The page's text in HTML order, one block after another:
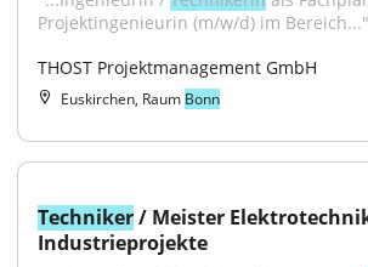
Projektingenieurin (m/w/d) im Bereich..."
THOST Projektmanagement GmbH
Euskirchen, Raum Bonn
Techniker / Meister
Industrieprojekte